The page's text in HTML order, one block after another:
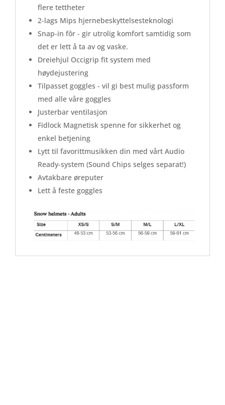
flere tettheter
2-lags Mips hjernebeskyttelsesteknologi
Snap-in fôr - gir utrolig komfort samtidig som
det er lett å ta av og vaske.
Dreiehjul Occigrip fit system med
høydejustering
Tilpasset goggles - vil gi best mulig passform
med alle våre goggles
Justerbar ventilasjon
Fidlock Magnetisk spenne for sikkerhet og
enkel betjening
Lytt til favorittmusikken din med vårt Audio
Ready-system (Sound Chips selges separat!)
Avtakbare øreputer
Lett å feste goggles